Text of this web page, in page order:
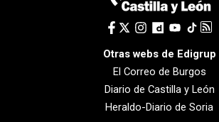
Otras webs de Edigrup
El Correo de Burgos
Diario de Castilla y León
Heraldo-Diario de Soria